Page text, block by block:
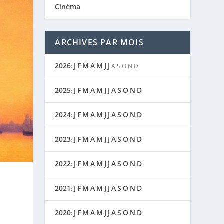
Cinéma
ARCHIVES PAR MOIS
2026: J F M A M J J AS O N D
2025: J F M A M J J AS O N D
2024: J F M A M J J AS O N D
2023: J F M A M J J AS O N D
2022: J F M A M J J AS O N D
2021: J F M A M J J AS O N D
2020: J F M A M J J AS O N D